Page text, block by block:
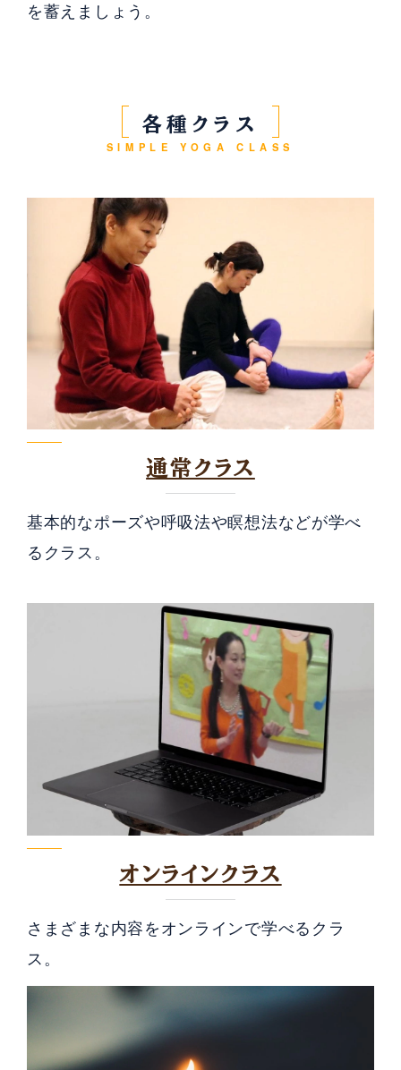
を蓄えましょう。
各種クラス
SIMPLE YOGA CLASS
通常クラス
基本的なポーズや呼吸法や瞑想法などが学べ
るクラス。
オンラインクラス
さまざまな内容をオンラインで学べるクラ
ス。